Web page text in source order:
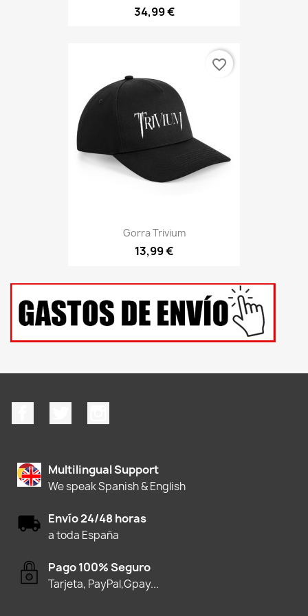
34,99 €
Gorra Trivium
13,99 €
favorite_border
Multilingual Support
We speak Spanish & English
Envío 24/48 horas
a toda España
Pago 100% Seguro
Tarjeta, PayPal,Gpay...